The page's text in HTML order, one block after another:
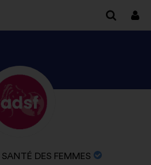
OTKRIJTE
PROFIL
KORISNIKA
AGIR
DES FEMMES
Biografija: